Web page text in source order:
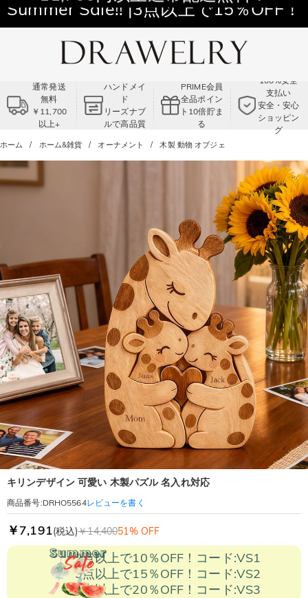
11,700円以上通常配送無料！
Summer Sale!! |3点以上で15％OFF！
コード:VS2
通常発送
無料
￥11,700
以上+
ハンドメイ
ド
リーズナブ
ルで高品質
PRIME会員
全品ポイン
ト10倍貯ま
る
100%安全
支払い
安全・安心
ショッピン
グ
ホーム ホーム&雑貨 オーナメント 木製 動物 オブジェ
キリンデザイン 可愛い 木製パズル 名入れ対応
商品番号:DRHO5564レビューを書く
￥7,191(税込)￥14,40051% OFF
2点以上で10％OFF！コード:VS1
3点以上で15％OFF！コード:VS2
5点以上で20％OFF！コード:VS3